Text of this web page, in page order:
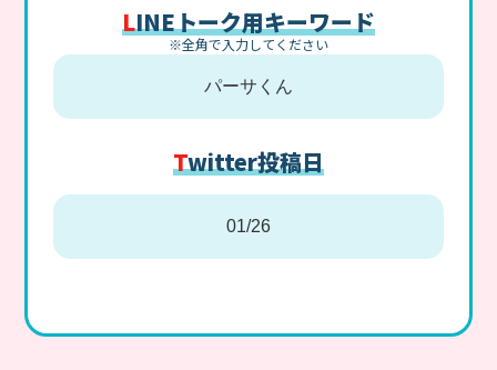
LINEトーク用キーワード
※全角で入力してください
パーサくん
Twitter投稿日
01/26